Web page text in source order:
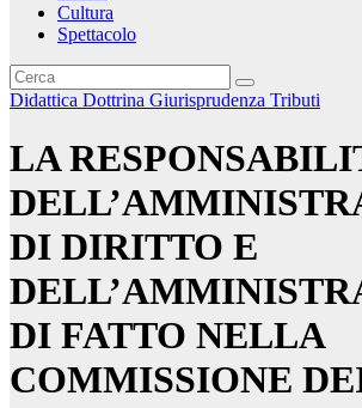
Cultura
Spettacolo
Didattica Dottrina Giurisprudenza Tributi
LA
DI DIRITTO E
DI FATTO NELLA
COMMISSIONE